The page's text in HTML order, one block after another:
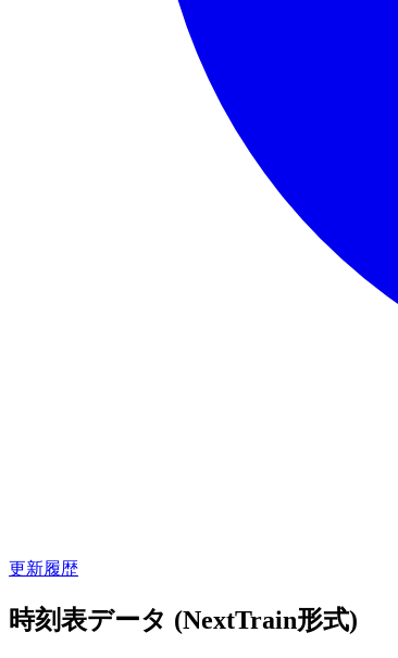
更新履歴
時刻表データ (NextTrain形式)